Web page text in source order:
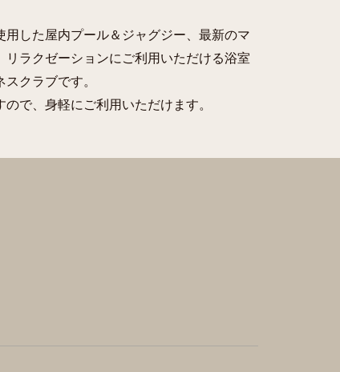
した屋内プール＆ジャグジー、最新のマ
ラクゼーションにご利用いただける浴室
クラブです。
で、身軽にご利用いただけます。